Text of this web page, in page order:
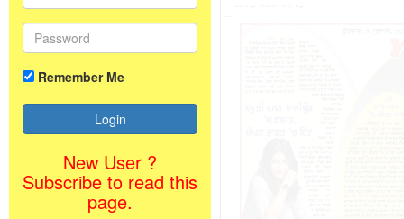
Remember Me
New User ?
Subscribe to read this
page.